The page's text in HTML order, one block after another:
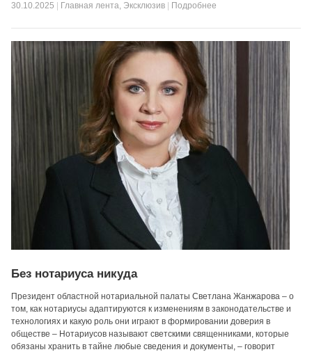
30.10.2025 Главная лента, Эксклюзив Подробнее
Без нотариуса никуда
Президент областной нотариальной палаты Светлана Жанжарова – о
том, как нотариусы адаптируются к изменениям в законодательстве и
технологиях и какую роль они играют в формировании доверия в
обществе – Нотариусов называют светскими священниками, которые
обязаны хранить в тайне любые сведения и документы, – говорит